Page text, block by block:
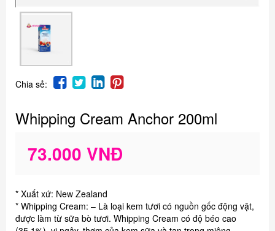
Chia sẻ:
Whipping Cream Anchor 200ml
73.000 VNĐ
* Xuất xứ: New Zealand
* Whipping Cream: – Là loại kem tươi có nguồn gốc động vật,
được làm từ sữa bò tươi. Whipping Cream có độ béo cao